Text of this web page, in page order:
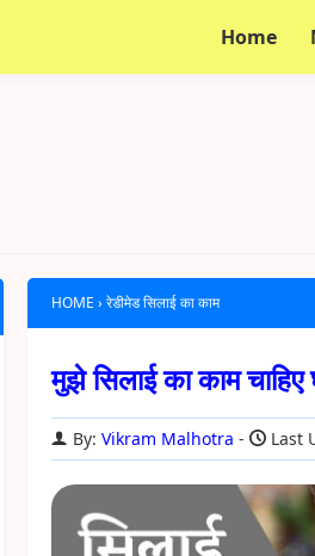
Home
HOME ›रेडीमेड सिलाई का काम
मुझे सिलाई का काम
By:Vikram Malhotra Last